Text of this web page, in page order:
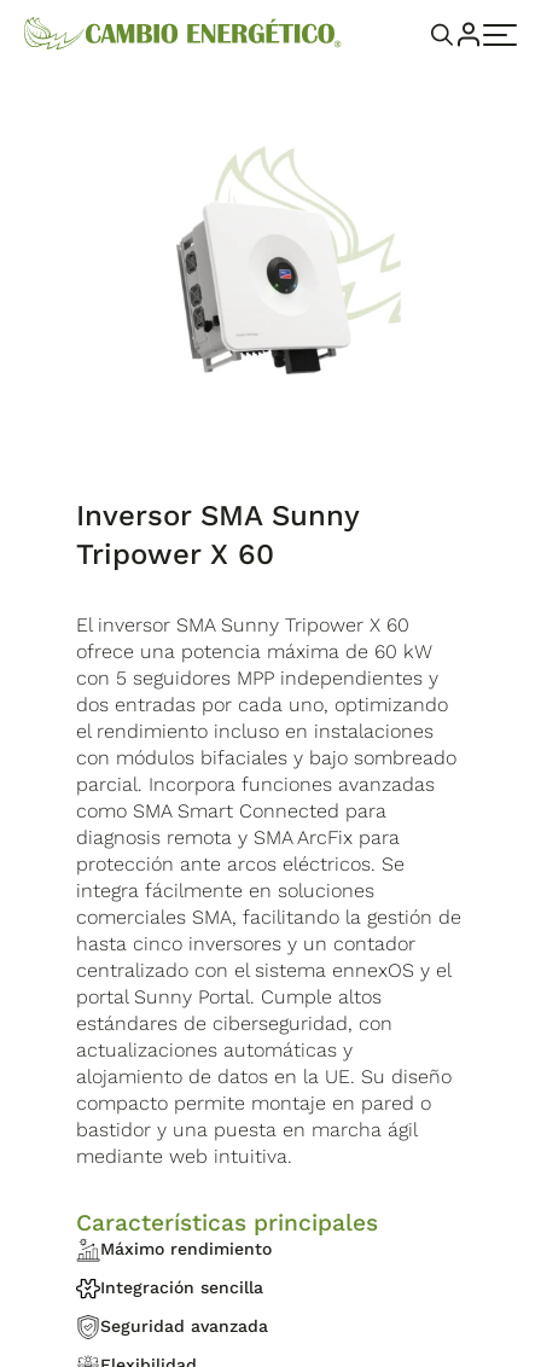
Inversor SMA Sunny
Tripower X 60
El inversor SMA Sunny Tripower X 60
ofrece una potencia máxima de 60 kW
con 5 seguidores MPP independientes y
dos entradas por cada uno, optimizando
el rendimiento incluso en instalaciones
con módulos bifaciales y bajo sombreado
parcial. Incorpora funciones avanzadas
como SMA Smart Connected para
diagnosis remota y SMA ArcFix para
protección ante arcos eléctricos. Se
integra fácilmente en soluciones
comerciales SMA, facilitando la gestión de
hasta cinco inversores y un contador
centralizado con el sistema ennexOS y el
portal Sunny Portal. Cumple altos
estándares de ciberseguridad, con
actualizaciones automáticas y
alojamiento de datos en la UE. Su diseño
compacto permite montaje en pared o
bastidor y una puesta en marcha ágil
mediante web intuitiva.
Características principales
Máximo rendimiento
Integración sencilla
Seguridad avanzada